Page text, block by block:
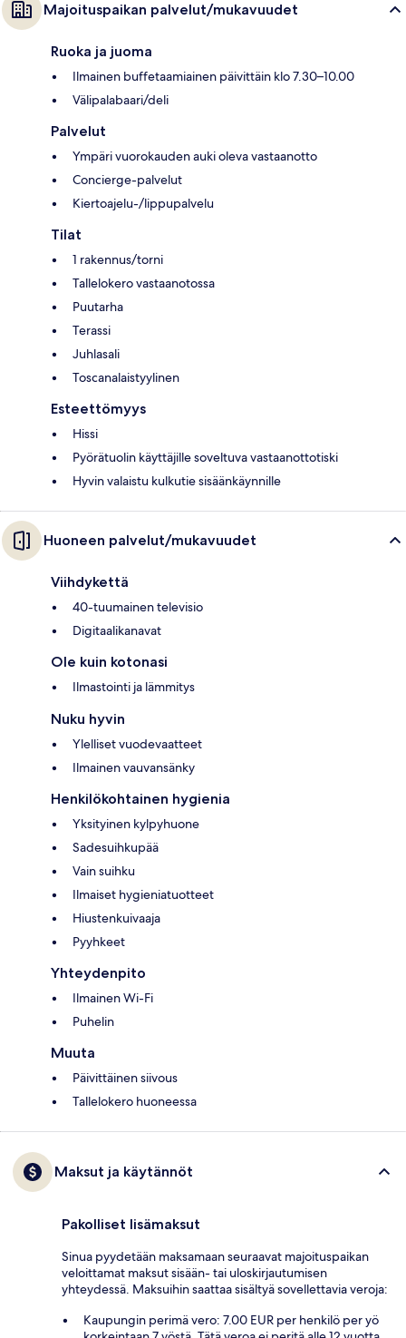
Majoituspaikan palvelut/mukavuudet
Ruoka ja juoma
Ilmainen buffetaamiainen päivittäin klo 7.30–10.00
Välipalabaari/deli
Palvelut
Ympäri vuorokauden auki oleva vastaanotto
Concierge-palvelut
Kiertoajelu-/lippupalvelu
Tilat
1 rakennus/torni
Tallelokero vastaanotossa
Puutarha
Terassi
Juhlasali
Toscanalaistyylinen
Esteettömyys
Hissi
Pyörätuolin käyttäjille soveltuva vastaanottotiski
Hyvin valaistu kulkutie sisäänkäynnille
Huoneen palvelut/mukavuudet
Viihdykettä
40-tuumainen televisio
Digitaalikanavat
Ole kuin kotonasi
Ilmastointi ja lämmitys
Nuku hyvin
Ylelliset vuodevaatteet
Ilmainen vauvansänky
Henkilökohtainen hygienia
Yksityinen kylpyhuone
Sadesuihkupää
Vain suihku
Ilmaiset hygieniatuotteet
Hiustenkuivaaja
Pyyhkeet
Yhteydenpito
Ilmainen Wi-Fi
Puhelin
Muuta
Päivittäinen siivous
Tallelokero huoneessa
Maksut ja käytännöt
Pakolliset lisämaksut
Sinua pyydetään maksamaan seuraavat majoituspaikan
veloittamat maksut sisään- tai uloskirjautumisen
yhteydessä. Maksuihin saattaa sisältyä sovellettavia veroja:
Kaupungin perimä vero: 7.00 EUR per henkilö per yö